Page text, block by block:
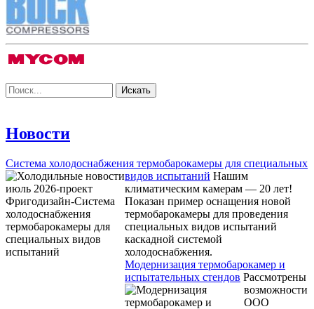
Новости
Система холодоснабжения термобарокамеры для специальных
видов испытаний Нашим
климатическим камерам — 20 лет!
Показан пример оснащения новой
термобарокамеры для проведения
специальных видов испытаний
каскадной системой
холодоснабжения.
Модернизация термобарокамер и
испытательных стендов Рассмотрены
возможности
ООО